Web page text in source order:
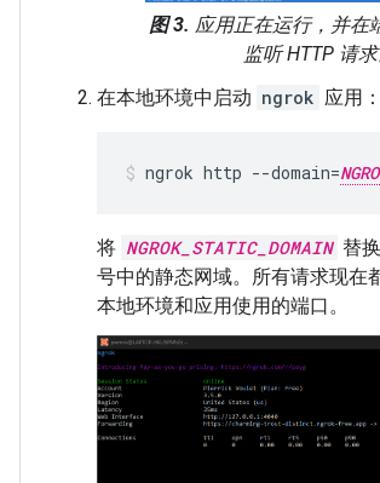
图 3. 应用正在运行，并在
监听 HTTP 请求
在本地环境中启动 ngrok 应用：
ngrok http --domain=
将 NGROK_STATIC_DOMAIN 替
号中的静态网域。所有请求现在
本地环境和应用使用的端口。